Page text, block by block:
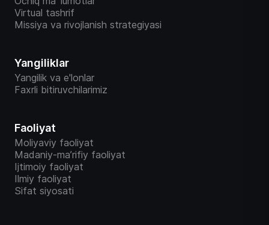
Virtual tashrif
Missiya va rivojlanish strategiyasi
Yangiliklar
Yangilik va e'lonlar
Faxrli bitiruvchilarimiz
Faoliyat
Moliyaviy faoliyat
Madaniy-ma’rifiy faoliyat
Ijtimoiy faoliyat
Ilmiy faoliyat
Sifat siyosati